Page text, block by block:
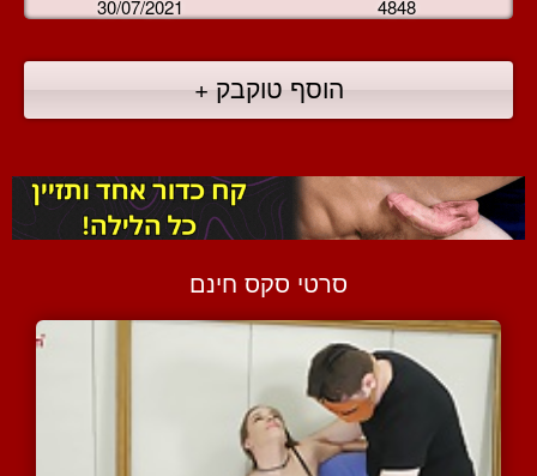
30/07/2021 4848
הוסף טוקבק +
סרטי סקס חינם